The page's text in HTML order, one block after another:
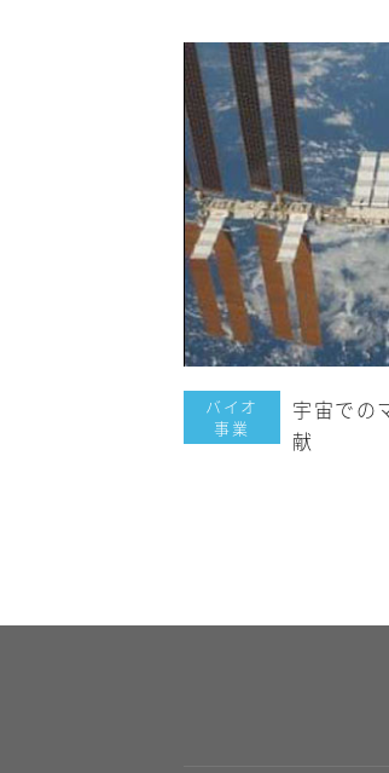
バイオ
事業
宇宙での
献